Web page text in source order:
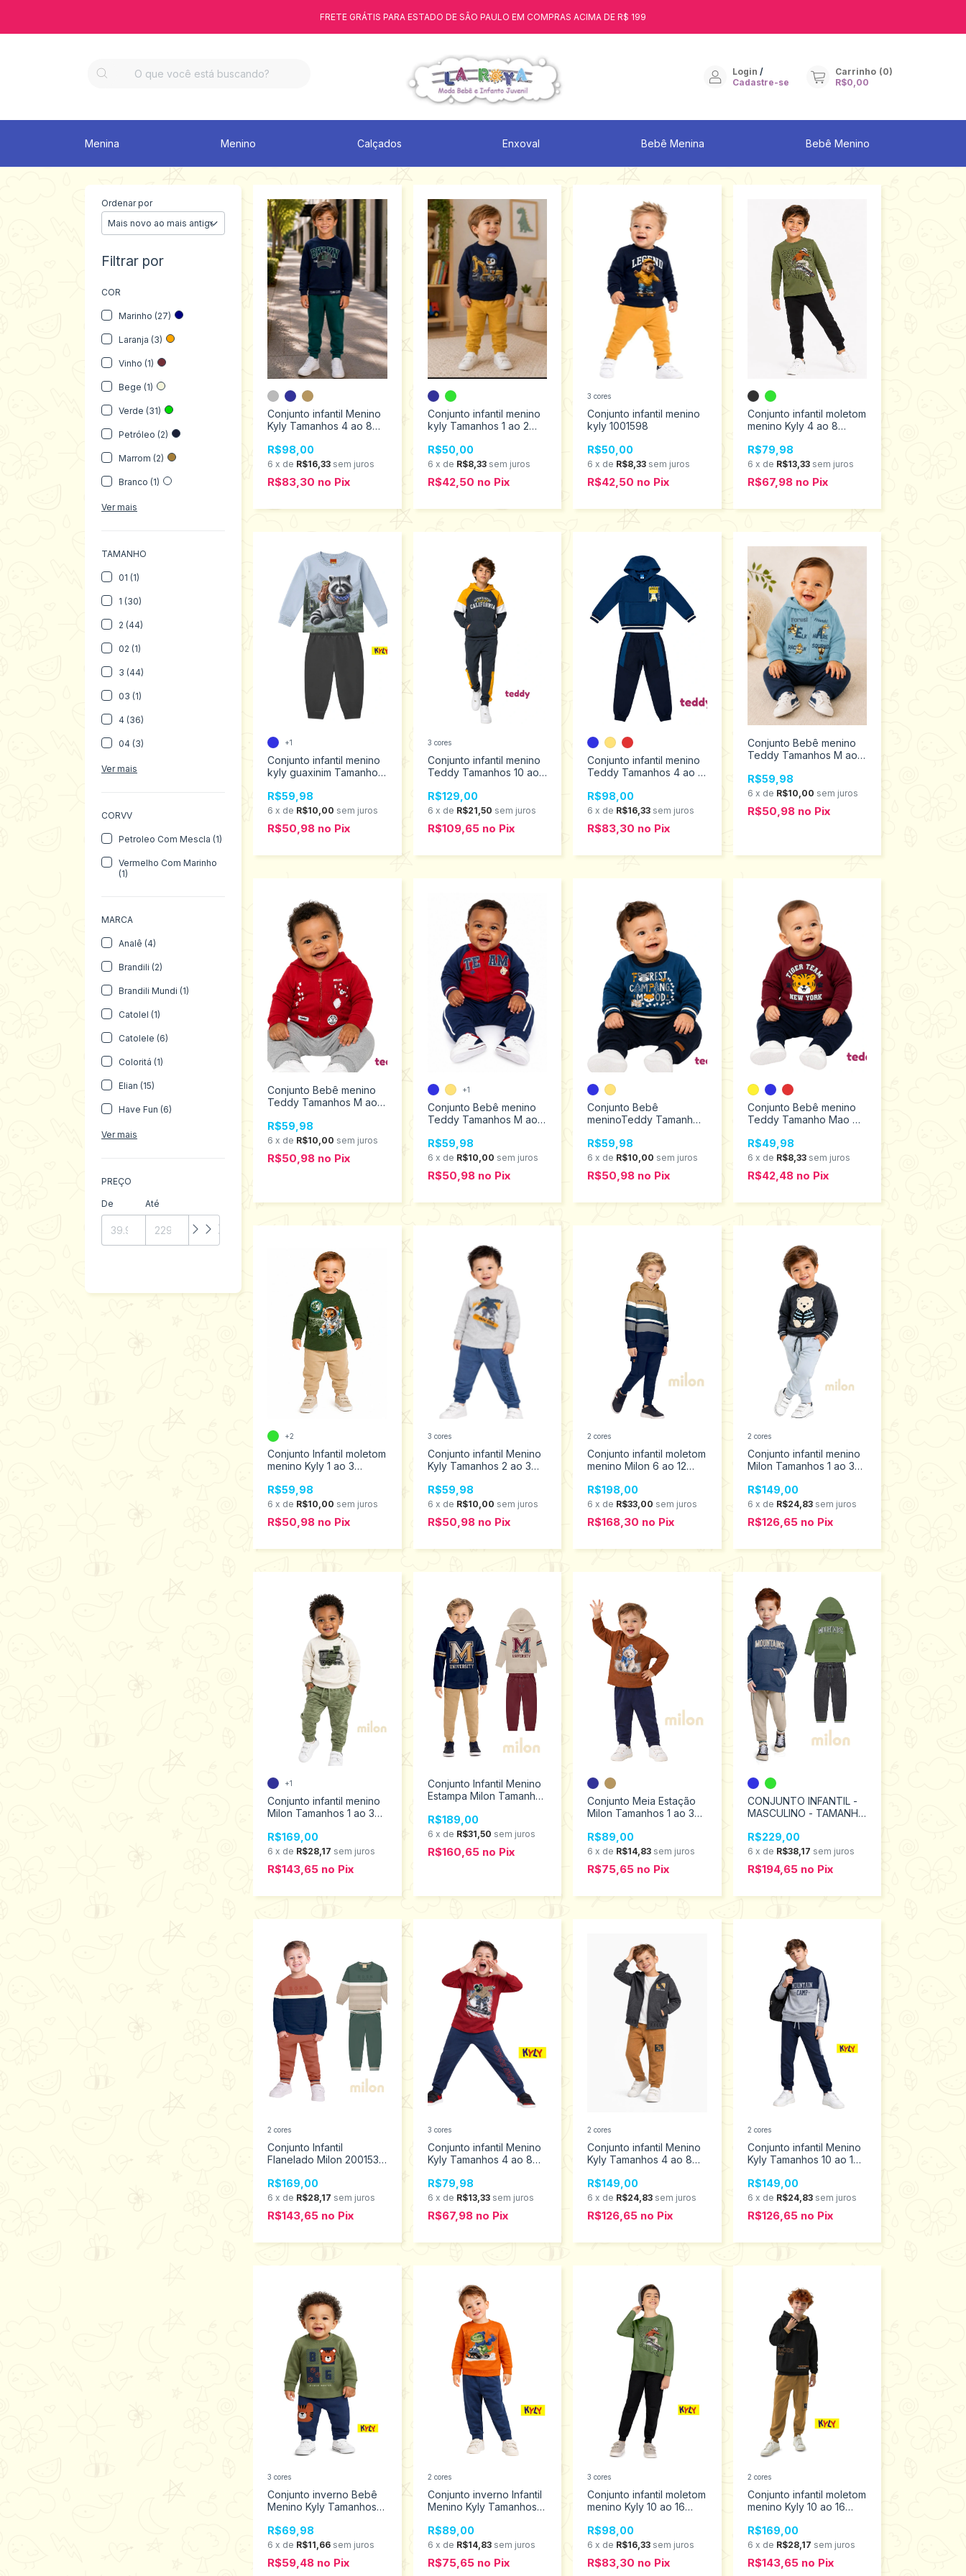
FRETE GRÁTIS PARA ESTADO DE SÃO PAULO EM COMPRAS ACIMA DE R$ 199
Login /
Cadastre-se
Carrinho (0)
R$0,00
Menina Menino Calçados Enxoval Bebê Menina Bebê Menino
Ordenar por
Filtrar por
COR
Marinho (27)
Laranja (3)
Vinho (1)
Bege (1)
Verde (31)
Petróleo (2)
Marrom (2)
Branco (1)
Ver mais
TAMANHO
01 (1)
1 (30)
2 (44)
02 (1)
3 (44)
03 (1)
4 (36)
04 (3)
Ver mais
CORVV
Petroleo Com Mescla (1)
Vermelho Com Marinho
(1)
MARCA
Analê (4)
Brandili (2)
Brandili Mundi (1)
Catolel (1)
Catolele (6)
Coloritá (1)
Elian (15)
Have Fun (6)
Ver mais
PREÇO
De Até
Conjunto infantil Menino
Kyly Tamanhos 4 ao 8
R$98,00
6 x de R$16,33 sem juros
R$83,30 no Pix
Conjunto infantil menino
kyly Tamanhos 1 ao 2
R$50,00
6 x de R$8,33 sem juros
R$42,50 no Pix
Conjunto infantil menino
kyly 1001598
R$50,00
6 x de R$8,33 sem juros
R$42,50 no Pix
3 cores
Conjunto infantil moletom
menino Kyly 4 ao 8
R$79,98
6 x de R$13,33 sem juros
R$67,98 no Pix
Conjunto infantil menino
kyly guaxinim Tamanhos
R$59,98
6 x de R$10,00 sem juros
R$50,98 no Pix
+1
Conjunto infantil menino
Teddy Tamanhos 10 ao
R$129,00
6 x de R$21,50 sem juros
R$109,65 no Pix
3 cores
Conjunto infantil menino
Teddy Tamanhos 4 ao 8
R$98,00
6 x de R$16,33 sem juros
R$83,30 no Pix
Conjunto Bebê menino
Teddy Tamanhos M ao
R$59,98
6 x de R$10,00 sem juros
R$50,98 no Pix
Conjunto Bebê menino
Teddy Tamanhos M ao
R$59,98
6 x de R$10,00 sem juros
R$50,98 no Pix
Conjunto Bebê menino
Teddy Tamanhos M ao
R$59,98
6 x de R$10,00 sem juros
R$50,98 no Pix
+1
Conjunto Bebê
meninoTeddy Tamanhos
R$59,98
6 x de R$10,00 sem juros
R$50,98 no Pix
Conjunto Bebê menino
Teddy Tamanho Mao G
R$49,98
6 x de R$8,33 sem juros
R$42,48 no Pix
Conjunto Infantil moletom
menino Kyly 1 ao 3
R$59,98
6 x de R$10,00 sem juros
R$50,98 no Pix
+2
Conjunto infantil Menino
Kyly Tamanhos 2 ao 3
R$59,98
6 x de R$10,00 sem juros
R$50,98 no Pix
3 cores
Conjunto infantil moletom
menino Milon 6 ao 12
R$198,00
6 x de R$33,00 sem juros
R$168,30 no Pix
2 cores
Conjunto infantil menino
Milon Tamanhos 1 ao 3
R$149,00
6 x de R$24,83 sem juros
R$126,65 no Pix
2 cores
Conjunto infantil menino
Milon Tamanhos 1 ao 3
R$169,00
6 x de R$28,17 sem juros
R$143,65 no Pix
+1
Conjunto Infantil Menino
Estampa Milon Tamanhos
R$189,00
6 x de R$31,50 sem juros
R$160,65 no Pix
Conjunto Meia Estação
Milon Tamanhos 1 ao 3
R$89,00
6 x de R$14,83 sem juros
R$75,65 no Pix
CONJUNTO INFANTIL -
MASCULINO - TAMANHO
MILON
R$229,00
6 x de R$38,17 sem juros
R$194,65 no Pix
Conjunto Infantil
Flanelado Milon 2001532
R$169,00
6 x de R$28,17 sem juros
R$143,65 no Pix
2 cores
Conjunto infantil Menino
Kyly Tamanhos 4 ao 8
R$79,98
6 x de R$13,33 sem juros
R$67,98 no Pix
3 cores
Conjunto infantil Menino
Kyly Tamanhos 4 ao 8
R$149,00
6 x de R$24,83 sem juros
R$126,65 no Pix
2 cores
Conjunto infantil Menino
Kyly Tamanhos 10 ao 16
R$149,00
6 x de R$24,83 sem juros
R$126,65 no Pix
2 cores
Conjunto inverno Bebê
Menino Kyly Tamanhos
R$69,98
6 x de R$11,66 sem juros
R$59,48 no Pix
3 cores
Conjunto inverno Infantil
Menino Kyly Tamanhos 1
R$89,00
6 x de R$14,83 sem juros
R$75,65 no Pix
2 cores
Conjunto infantil moletom
menino Kyly 10 ao 16
R$98,00
6 x de R$16,33 sem juros
R$83,30 no Pix
3 cores
Conjunto infantil moletom
menino Kyly 10 ao 16
R$169,00
6 x de R$28,17 sem juros
R$143,65 no Pix
2 cores